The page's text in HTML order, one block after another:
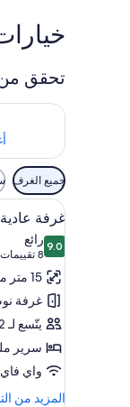
تحقق من
تحقق من مدى
عوامل
التصفية
المتاحة
للغرف
جميع الغرف
استعراض
جميع
صور
غرفة
عادية
-
سرير
ملكي
-
لغير
14
غرفة
9.09.0 من 10
رائع
8 تقييمات(8
15 متر مربع
غرفة
يتّسع لـ 2
سرير
واي
المزيد من
المزيد